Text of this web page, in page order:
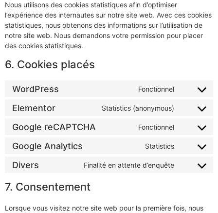
Nous utilisons des cookies statistiques afin d’optimiser
l’expérience des internautes sur notre site web. Avec ces cookies
statistiques, nous obtenons des informations sur l’utilisation de
notre site web. Nous demandons votre permission pour placer
des cookies statistiques.
6. Cookies placés
WordPress Fonctionnel
Elementor Statistics (anonymous)
Google reCAPTCHA Fonctionnel
Google Analytics Statistics
Divers Finalité en attente d’enquête
7. Consentement
Lorsque vous visitez notre site web pour la première fois, nous